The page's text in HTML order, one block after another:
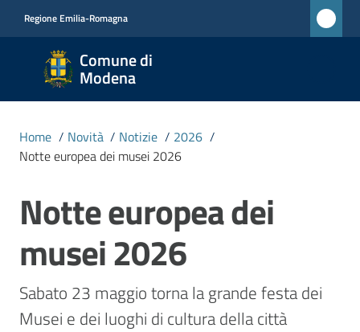
Regione Emilia-Romagna
Comune di
Modena
Comune
di
Modena
CIVICA
MONET
Amministrazione
Menu selezionato
Servizi
Home / Novità / Notizie / 2026 /
Notte europea dei musei 2026
Salta al contenuto
Notte europea dei
musei 2026
Sabato 23 maggio torna la grande festa dei
Musei e dei luoghi di cultura della città